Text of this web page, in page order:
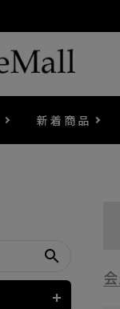
新着商品
search